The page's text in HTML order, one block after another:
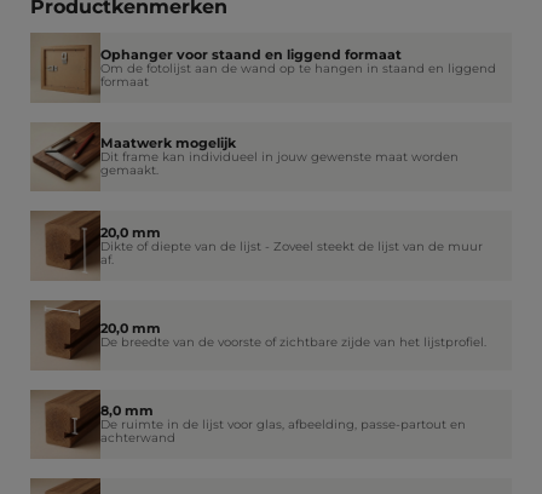
Productkenmerken
Ophanger voor staand en liggend formaat
Om de fotolijst aan de wand op te hangen in staand en liggend
formaat
Maatwerk mogelijk
Dit frame kan individueel in jouw gewenste maat worden
gemaakt.
20,0 mm
Dikte of diepte van de lijst - Zoveel steekt de lijst van de muur
af.
20,0 mm
De breedte van de voorste of zichtbare zijde van het lijstprofiel.
8,0 mm
De ruimte in de lijst voor glas, afbeelding, passe-partout en
achterwand